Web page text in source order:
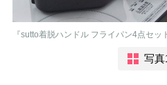
『sutto着脱ハンドル フライパン4点セッ
写真